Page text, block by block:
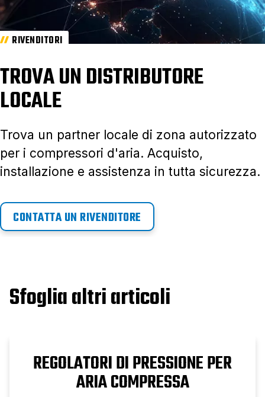
RIVENDITORI
TROVA UN DISTRIBUTORE
LOCALE
Trova un partner locale di zona autorizzato
per i compressori d'aria. Acquisto,
installazione e assistenza in tutta sicurezza.
CONTATTA UN RIVENDITORE
Sfoglia altri articoli
REGOLATORI DI PRESSIONE PER
ARIA COMPRESSA